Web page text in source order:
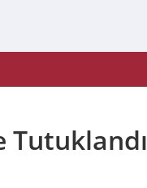
Tutuklandı